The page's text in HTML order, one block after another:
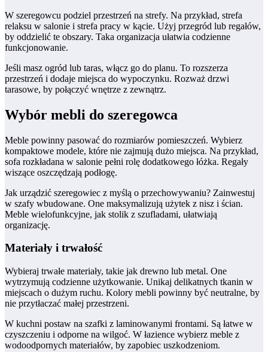
W szeregowcu podziel przestrzeń na strefy. Na przykład, strefa
relaksu w salonie i strefa pracy w kącie. Użyj przegród lub regałów,
by oddzielić te obszary. Taka organizacja ułatwia codzienne
funkcjonowanie.
Jeśli masz ogród lub taras, włącz go do planu. To rozszerza
przestrzeń i dodaje miejsca do wypoczynku. Rozważ drzwi
tarasowe, by połączyć wnętrze z zewnątrz.
Wybór mebli do szeregowca
Meble powinny pasować do rozmiarów pomieszczeń. Wybierz
kompaktowe modele, które nie zajmują dużo miejsca. Na przykład,
sofa rozkładana w salonie pełni rolę dodatkowego łóżka. Regały
wiszące oszczędzają podłogę.
Jak urządzić szeregowiec z myślą o przechowywaniu? Zainwestuj
w szafy wbudowane. One maksymalizują użytek z nisz i ścian.
Meble wielofunkcyjne, jak stolik z szufladami, ułatwiają
organizację.
Materiały i trwałość
Wybieraj trwałe materiały, takie jak drewno lub metal. One
wytrzymują codzienne użytkowanie. Unikaj delikatnych tkanin w
miejscach o dużym ruchu. Kolory mebli powinny być neutralne, by
nie przytłaczać małej przestrzeni.
W kuchni postaw na szafki z laminowanymi frontami. Są łatwe w
czyszczeniu i odporne na wilgoć. W łazience wybierz meble z
wodoodpornych materiałów, by zapobiec uszkodzeniom.